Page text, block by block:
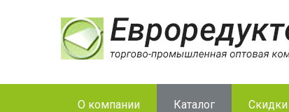
О компании Каталог Скидки